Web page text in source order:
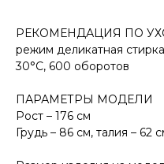
РЕКОМЕНДАЦИЯ ПО
режим деликатная стирка
30°С, 600 оборотов
ПАРАМЕТРЫ МОДЕЛИ
Рост – 176 см
Грудь – 86 см, талия – 62